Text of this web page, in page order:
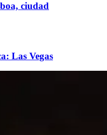
ciudad
Las Vegas